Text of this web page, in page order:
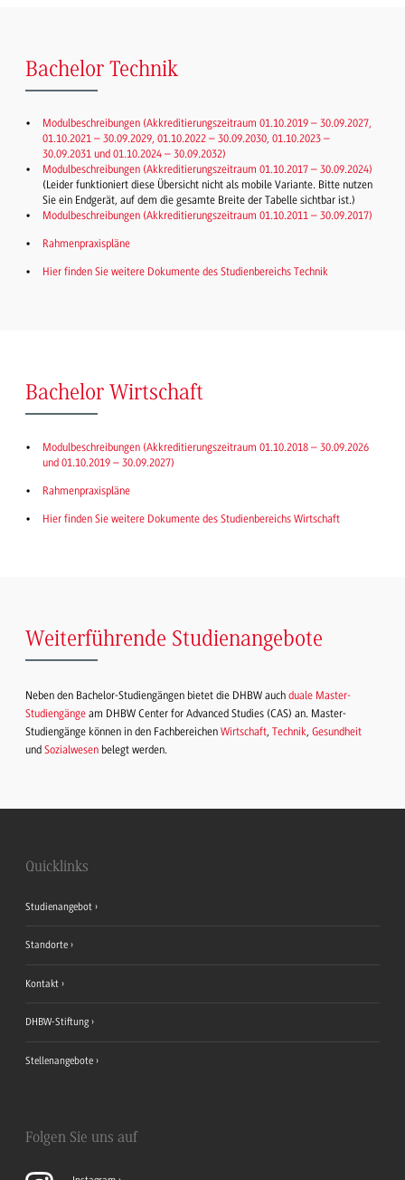
Bachelor Technik
Modulbeschreibungen (Akkreditierungszeitraum 01.10.2019 – 30.09.2027,
01.10.2021 – 30.09.2029, 01.10.2022 – 30.09.2030, 01.10.2023 –
30.09.2031 und 01.10.2024 – 30.09.2032)
Modulbeschreibungen (Akkreditierungszeitraum 01.10.2017 – 30.09.2024)
(Leider funktioniert diese Übersicht nicht als mobile Variante. Bitte nutzen
Sie ein Endgerät, auf dem die gesamte Breite der Tabelle sichtbar ist.)
Modulbeschreibungen (Akkreditierungszeitraum 01.10.2011 – 30.09.2017)
Rahmenpraxispläne
Hier finden Sie weitere Dokumente des Studienbereichs Technik
Bachelor Wirtschaft
Modulbeschreibungen (Akkreditierungszeitraum 01.10.2018 – 30.09.2026
und 01.10.2019 – 30.09.2027)
Rahmenpraxispläne
Hier finden Sie weitere Dokumente des Studienbereichs Wirtschaft
Weiterführende Studienangebote
Neben den Bachelor-Studiengängen bietet die DHBW auch duale Master-
Studiengänge am DHBW Center for Advanced Studies (CAS) an. Master-
Studiengänge können in den Fachbereichen Wirtschaft, Technik, Gesundheit
und Sozialwesen belegt werden.
Quicklinks
Studienangebot
Standorte
Kontakt
DHBW-Stiftung
Stellenangebote
Folgen Sie uns auf